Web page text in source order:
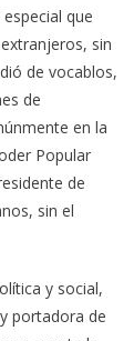
que
sin
de vocablos,
de
en la
Popular
de
sin el
y social,
portadora de